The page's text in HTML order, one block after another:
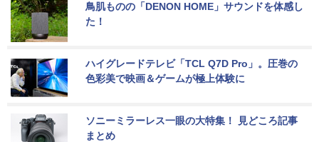
鳥肌ものの「DENON HOME」サウンドを体感し
た！
ハイグレードテレビ「TCL Q7D Pro」。圧巻の
色彩美で映画＆ゲームが極上体験に
ソニーミラーレス一眼の大特集！ 見どころ記事
まとめ